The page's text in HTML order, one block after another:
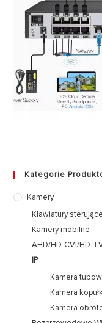
Kategorie
Kamery
Klawiatury
Kamery mobilne
AHD/HD-CVI/HD-
IP
Kamera
Kamera
Kamera